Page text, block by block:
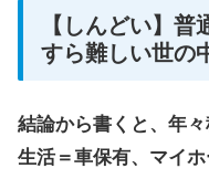
【しんどい】
すら難しい世の
結論から書くと、年
生活＝車保有、マイ